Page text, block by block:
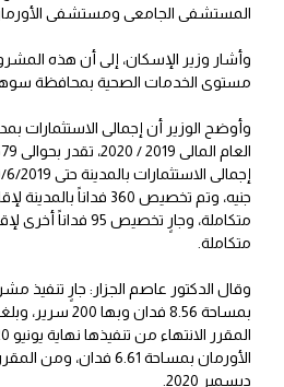
المستشفى الجامعى ومستشفى
وأشار وزير الإسكان، إلى أن هذه
مستوى الخدمات الصحية بمحافظة
وأوضح الوزير أن إجمالى الاستثمارات
جنيه، وتم تخصيص 360
متكاملة، وجارٍ تخصيص
متكاملة.
وقال الدكتور عاصم الجزار: جارٍ
الأورمان بمساحة 6.61
ديسمبر 2020.